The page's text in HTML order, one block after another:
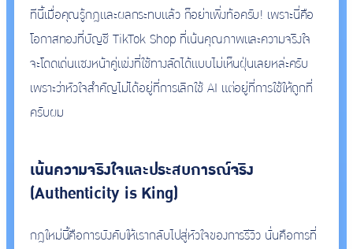
ทีนี้เมื่อคุณรู้กฎและผลกระทบแล้ว ก็อย่าเพิ่งท้อครับ! เพราะนี่คือ
โอกาสทองที่บัญชี TikTok Shop ที่เน้นคุณภาพและความจริงใจ
จะโดดเด่นแซงหน้าคู่แข่งที่ใช้ทางลัดได้แบบไม่เห็นฝุ่นเลยหล่ะครับ
เพราะว่าหัวใจสำคัญไม่ได้อยู่ที่การเลิกใช้ AI แต่อยู่ที่การใช้ให้ถูกที่
ครับผม
เน้นความจริงใจและประสบการณ์จริง
(Authenticity is King)
กฎใหม่นี้คือการบังคับให้เรากลับไปสู่หัวใจของการรีวิว นั่นคือการที่